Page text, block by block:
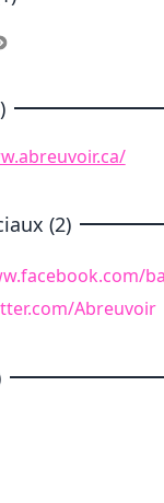
(2)
Abreuvoir